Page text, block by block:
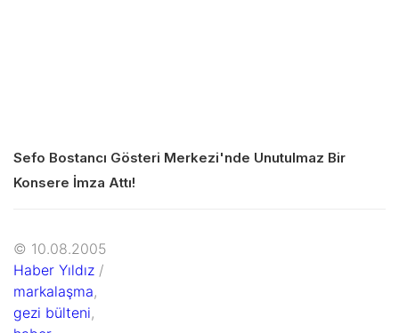
Sefo Bostancı Gösteri Merkezi'nde Unutulmaz Bir
Konsere İmza Attı!
© 10.08.2005
Haber Yıldız /
markalaşma,
gezi bülteni,